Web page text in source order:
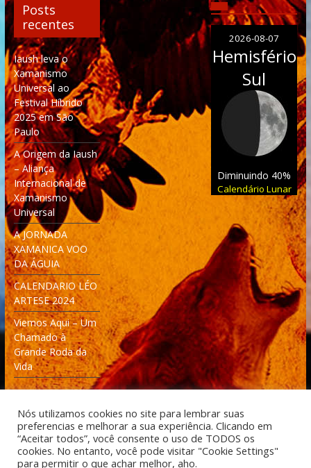
Posts
recentes
Iaush leva o
Xamanismo
Universal ao
Festival Híbrido
2025 em São
Paulo
A Origem da Iaush
– Aliança
Internacional de
Xamanismo
Universal
A JORNADA
XAMANICA VOO
DA ÁGUIA
CALENDARIO LÉO
ARTESE 2024
Viemos Aqui – Um
Chamado à
Grande Roda da
Vida
2026-08-07
Hemisfério
Sul
Diminuindo 40%
Calendário Lunar
Desenvolvido: Moleculas4D - Engenharia Espacial e
Nós utilizamos cookies no site para lembrar suas
preferencias e melhorar a sua experiência. Clicando em
“Aceitar todos”, você consente o uso de TODOS os
cookies. No entanto, você pode visitar "Cookie Settings"
para permitir o que achar melhor, aho.